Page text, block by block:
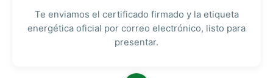
Te enviamos el certificado firmado y la etiqueta
energética oficial por correo electrónico, listo para
presentar.